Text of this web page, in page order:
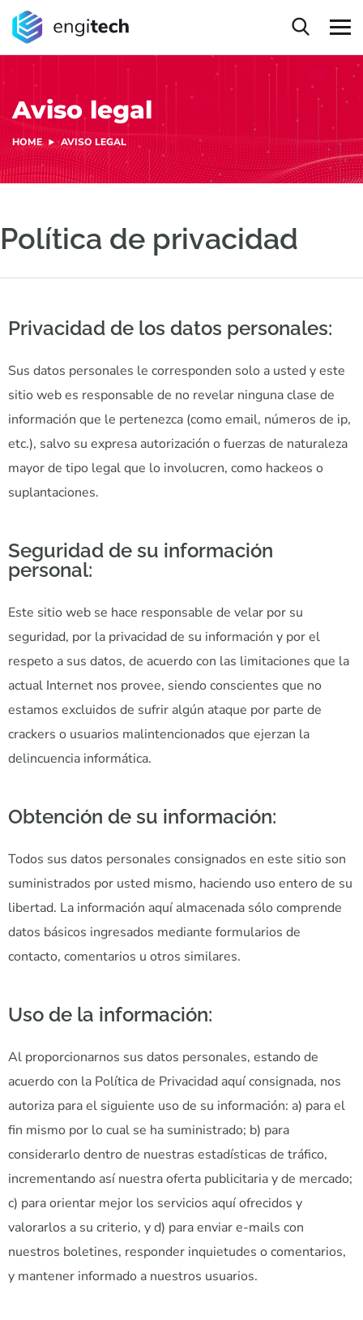
Aviso legal
HOME AVISO LEGAL
Política de privacidad
Privacidad de los datos personales:
Sus datos personales le corresponden solo a usted y este
sitio web es responsable de no revelar ninguna clase de
información que le pertenezca (como email, números de ip,
etc.), salvo su expresa autorización o fuerzas de naturaleza
mayor de tipo legal que lo involucren, como hackeos o
suplantaciones.
Seguridad de su información
personal:
Este sitio web se hace responsable de velar por su
seguridad, por la privacidad de su información y por el
respeto a sus datos, de acuerdo con las limitaciones que la
actual Internet nos provee, siendo conscientes que no
estamos excluidos de sufrir algún ataque por parte de
crackers o usuarios malintencionados que ejerzan la
delincuencia informática.
Obtención de su información:
Todos sus datos personales consignados en este sitio son
suministrados por usted mismo, haciendo uso entero de su
libertad. La información aquí almacenada sólo comprende
datos básicos ingresados mediante formularios de
contacto, comentarios u otros similares.
Uso de la información:
Al proporcionarnos sus datos personales, estando de
acuerdo con la Política de Privacidad aquí consignada, nos
autoriza para el siguiente uso de su información: a) para el
fin mismo por lo cual se ha suministrado; b) para
considerarlo dentro de nuestras estadísticas de tráfico,
incrementando así nuestra oferta publicitaria y de mercado;
c) para orientar mejor los servicios aquí ofrecidos y
valorarlos a su criterio, y d) para enviar e-mails con
nuestros boletines, responder inquietudes o comentarios,
y mantener informado a nuestros usuarios.